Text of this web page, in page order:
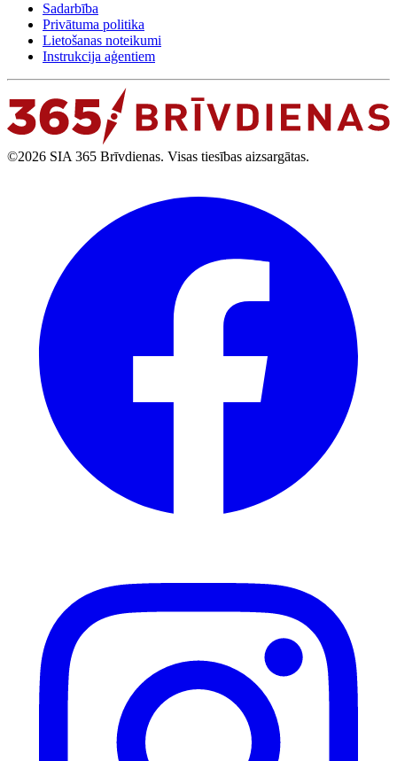
Sadarbība
Privātuma politika
Lietošanas noteikumi
Instrukcija aģentiem
©2026 SIA 365 Brīvdienas. Visas tiesības aizsargātas.